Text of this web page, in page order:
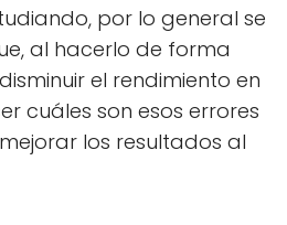
por lo general se
al hacerlo de forma
el rendimiento en
cuáles son esos errores
los resultados al